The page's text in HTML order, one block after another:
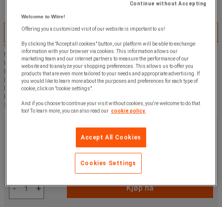
Tilpass dette produktet
Volum (L) :
Materiale :
Høyde (cm) :
Bredde (cm) :
Lengder (cm) :
Diameter Ø (cm) :
Farge :
Søppelkasse, volum (Spekter) :
ekskl. mva
-
+ Kjøp nå
Continue without Accepting
Welcome to Witre!
Offering you a customized visit of our website is important to us!
By clicking the "Accept all cookies" button, our platform will be able to exchange
information with your browser via cookies. This information allows our
marketing team and our internet partners to measure the performance of our
website and to analyze your shopping preferences. This allows us to offer you
products that are even more tailored to your needs and appropriate advertising. If
you would like to learn more about the purposes and preferences for each type of
cookie, click on "cookie settings".
And if you choose to continue your visit without cookies, you're welcome to do that
too! To learn more, you can also read our cookie policy.
Accept All Cookies
Cookies Settings